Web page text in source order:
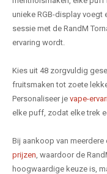
unieke RGB-display
sessie met de RandM
ervaring wordt.
Kies uit 48 zorgvuldig
fruitsmaken tot zoete
Personaliseer je vape-
elke puff, zodat elke trek
Bij aankoop van
prijzen , waardoor de
hoogwaardige keuze is,